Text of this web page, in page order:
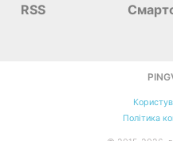
RSS
Політика